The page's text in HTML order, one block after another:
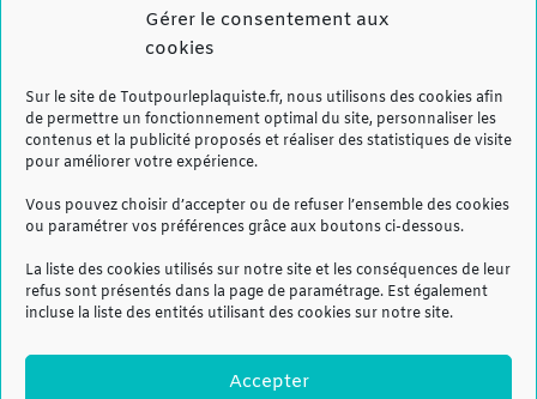
Gérer le consentement aux
cookies
Sur le site de Toutpourleplaquiste.fr, nous utilisons des cookies afin
de permettre un fonctionnement optimal du site, personnaliser les
contenus et la publicité proposés et réaliser des statistiques de visite
pour améliorer votre expérience.
Vous pouvez choisir d’accepter ou de refuser l’ensemble des cookies
ou paramétrer vos préférences grâce aux boutons ci-dessous.
La liste des cookies utilisés sur notre site et les conséquences de leur
refus sont présentés dans la page de paramétrage. Est également
incluse la liste des entités utilisant des cookies sur notre site.
Accepter
marketing et activer ce contenu